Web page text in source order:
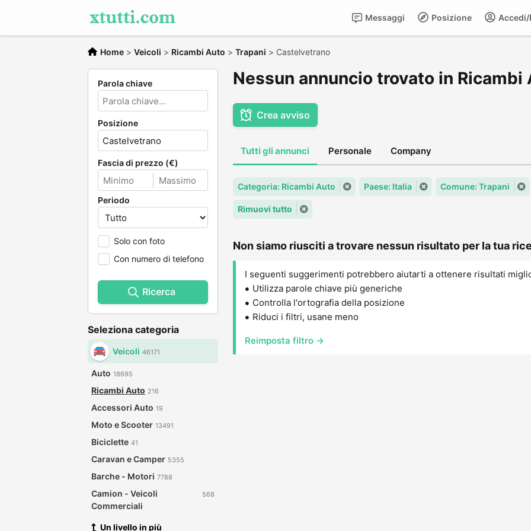
Posizione
Messaggi
Home > Veicoli > Ricambi Auto > Trapani > Castelvetrano
Parola chiave
Posizione
Fascia di prezzo (€)
Periodo
Solo con foto
Con numero di telefono
Ricerca
Seleziona categoria
Veicoli 46171
Auto 18695
Ricambi Auto 216
Accessori Auto 19
Moto e Scooter 13491
Biciclette 41
Caravan e Camper 5355
Barche - Motori 7788
Camion - Veicoli
Commerciali
568
Un livello in più
Nessun annuncio trovato in
Crea avviso
Tutti gli annunci Personale Company
Categoria: Ricambi Auto Paese: Italia Comune: Trapani
Rimuovi tutto
Non siamo riusciti a trovare nessun risultato per la tua
I seguenti suggerimenti potrebbero aiutarti a ottenere risultati
Utilizza parole chiave più generiche
Controlla l'ortografia della posizione
Riduci i filtri, usane meno
Reimposta filtro →